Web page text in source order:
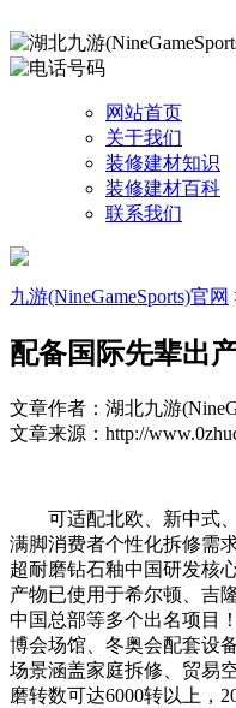
网站首页
关于我们
装修建材知识
装修建材百科
联系我们
九游(NineGameSports)官网
配备国际先辈出
文章作者：湖北九游
文章来源：http://
可适配北欧、新中式、
满脚消费者个性化拆修需
超耐磨钻石釉中国研发核
产物已使用于希尔顿、吉
中国总部等多个出名项目
博会场馆、冬奥会配套设
场景涵盖家庭拆修、贸易
磨转数可达6000转以上，